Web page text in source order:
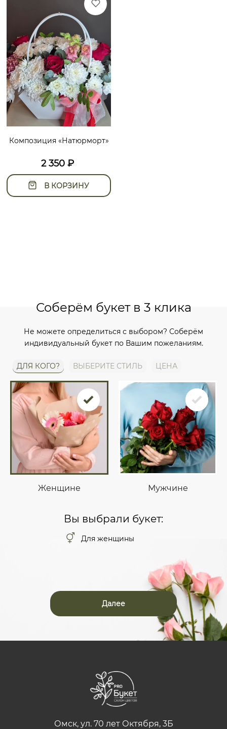
Композиция «Натюрморт»
2 350 ₽
В КОРЗИНУ
Соберём букет в 3 клика
Не можете определиться с выбором? Соберём
индивидуальный букет по Вашим пожеланиям.
ДЛЯ КОГО? ВЫБЕРИТЕ СТИЛЬ ЦЕНА
Женщине Мужчине
Вы выбрали букет:
Для женщины
Далее
Омск, ул. 70 лет Октября, 3Б